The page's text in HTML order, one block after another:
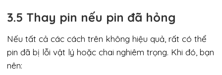
3.5 Thay pin nếu pin đã hỏng
Nếu tất cả các cách trên không hiệu quả, rất có thể
pin đã bị lỗi vật lý hoặc chai nghiêm trọng. Khi đó, bạn
nên: